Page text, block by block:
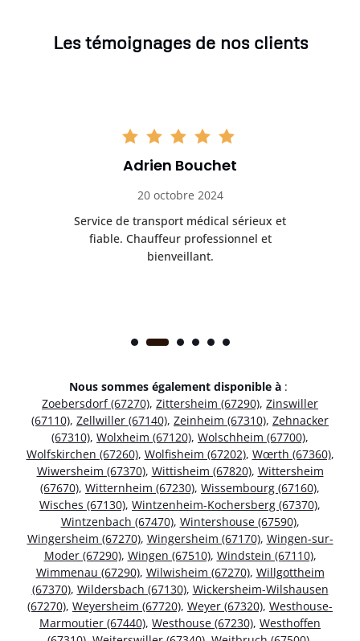
Les témoignages de nos clients
Adrien Bouchet
20 octobre 2024
Service de transport médical sérieux et
fiable. Chauffeur professionnel et
bienveillant.
Nous sommes également disponible à :
Zoebersdorf (67270), Zittersheim (67290), Zinswiller
(67110), Zellwiller (67140), Zeinheim (67310), Zehnacker
(67310), Wolxheim (67120), Wolschheim (67700),
Wolfskirchen (67260), Wolfisheim (67202), Wœrth (67360),
Wiwersheim (67370), Wittisheim (67820), Wittersheim
(67670), Witternheim (67230), Wissembourg (67160),
Wisches (67130), Wintzenheim-Kochersberg (67370),
Wintzenbach (67470), Wintershouse (67590),
Wingersheim (67270), Wingersheim (67170), Wingen-sur-
Moder (67290), Wingen (67510), Windstein (67110),
Wimmenau (67290), Wilwisheim (67270), Willgottheim
(67370), Wildersbach (67130), Wickersheim-Wilshausen
(67270), Weyersheim (67720), Weyer (67320), Westhouse-
Marmoutier (67440), Westhouse (67230), Westhoffen